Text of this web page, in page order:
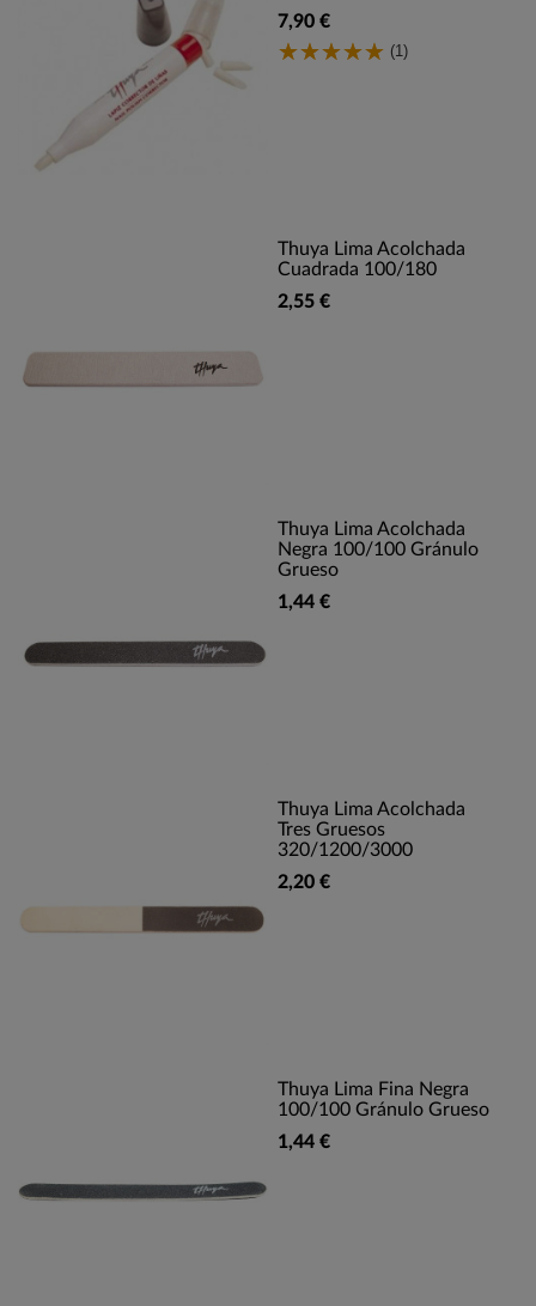
7,90 €
(1)
Thuya Lima Acolchada
Cuadrada 100/180
2,55 €
Thuya Lima Acolchada
Negra 100/100 Gránulo
Grueso
1,44 €
Thuya Lima Acolchada
Tres Gruesos
320/1200/3000
2,20 €
Thuya Lima Fina Negra
100/100 Gránulo Grueso
1,44 €